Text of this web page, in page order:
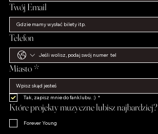
Twój Email
Telefon
Miasto *
Tak, zapisz mnie do fanklubu. :) *
Które projekty muzyczne lubisz najbardziej?
Forever Young